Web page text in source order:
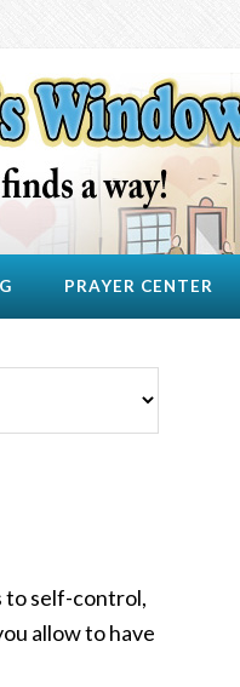
PRAYER CENTER
to self-control,
allow to have